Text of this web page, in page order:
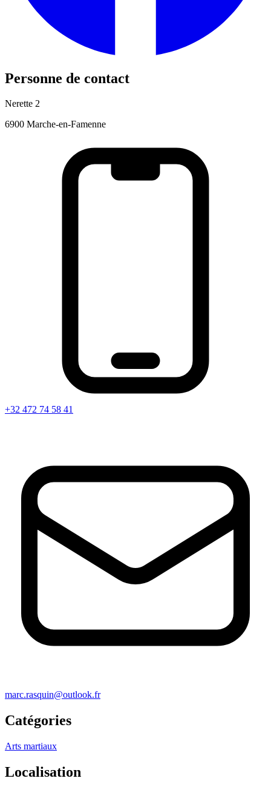
Personne de contact
Nerette 2
6900 Marche-en-Famenne
+32 472 74 58 41
marc.rasquin@outlook.fr
Catégories
Arts martiaux
Localisation